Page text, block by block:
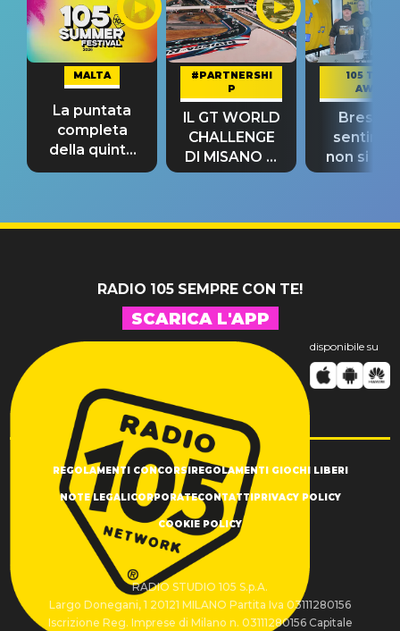
MALTA
La puntata
completa
della quinta
tappa
#PARTNERSHI
P
IL GT WORLD
CHALLENGE
DI MISANO si
riconferma
105 TAKE
AWAY
Bresh:
non si
fino alla
RADIO 105 SEMPRE CON TE!
SCARICA L'APP
disponibile su
REGOLAMENTI CONCORSI REGOLAMENTI GIOCHI LIBERI
NOTE LEGALI CORPORATECONTATTI PRIVACY POLICY
COOKIE POLICY
RADIO STUDIO 105 S.p.A.
Largo Donegani, 1 20121 MILANO Partita Iva 03111280156
Iscrizione Reg. Imprese di Milano n. 03111280156 Capitale